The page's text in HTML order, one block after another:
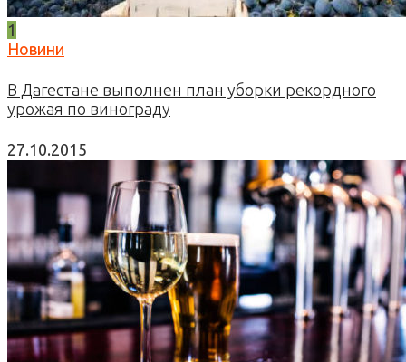
1
Новини
В Дагестане выполнен план уборки рекордного
урожая по винограду
27.10.2015